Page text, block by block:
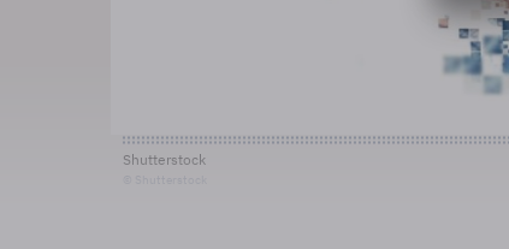
Shutterstock